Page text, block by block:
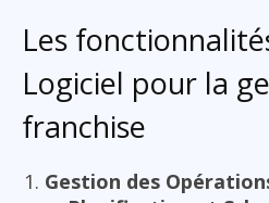
Les
Logiciel pour la
franchise
Gestion des